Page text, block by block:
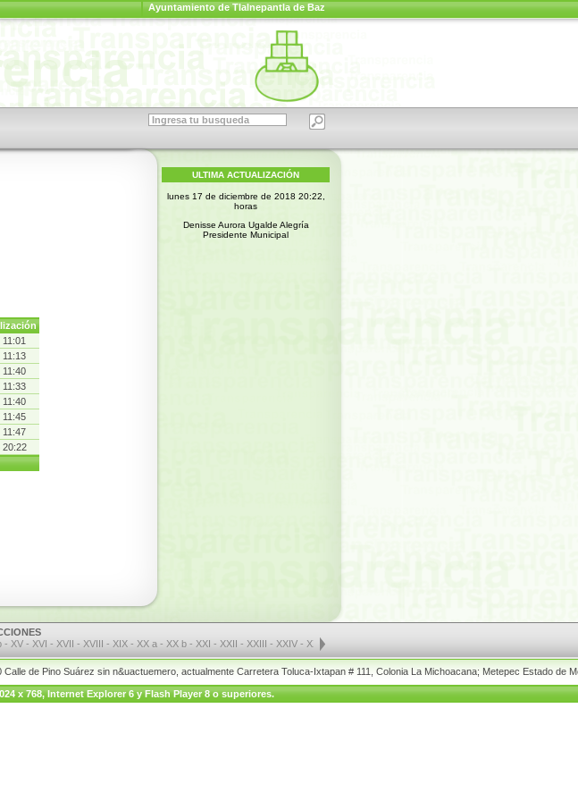
Ayuntamiento de Tlalnepantla de Baz
11:13
11:40
11:33
11:40
11:45
11:47
20:22
ULTIMA ACTUALIZACIÓN
lunes 17 de diciembre de 2018 20:22,
horas
Denisse Aurora Ugalde Alegría
Presidente Municipal
- XV - XVI - XVII - XVIII - XIX - XX a- XX b- XXI - XXII - XXIII - XXIV - XXV a
de Pino Suárez sin n&uactuemero, actualmente Carretera Toluca-Ixtapan # 111, Colonia La Michoacana; Metepec Estado de
x 768, Internet Explorer 6 y Flash Player 8 o superiores.